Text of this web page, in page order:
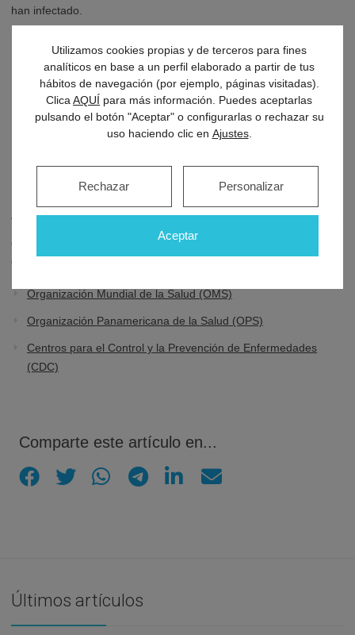
han infectado.
Otro de los problemas parece ser que la
población a la que afecta no está inmunizada,
porque es la primera vez que se expone al virus.
La climatología, con el fenómeno de El Niño y
estaciones de lluvias más duraderas no ayudan a
detener su propagación.
Información para viajeros
Quienes tengan que viajar a las zonas afectadas pueden
encontrar información en los siguientes organismos:
Organización Mundial de la Salud (OMS)
Organización Panamericana de la Salud (OPS)
Centros para el Control y la Prevención de Enfermedades
(CDC)
Comparte este artículo en...
Últimos artículos
Utilizamos cookies propias y de terceros para fines
analíticos en base a un perfil elaborado a partir de tus
hábitos de navegación (por ejemplo, páginas visitadas).
Clica AQUÍ para más información. Puedes aceptarlas
pulsando el botón "Aceptar" o configurarlas o rechazar su
uso haciendo clic en Ajustes.
Aceptar
Rechazar Personalizar